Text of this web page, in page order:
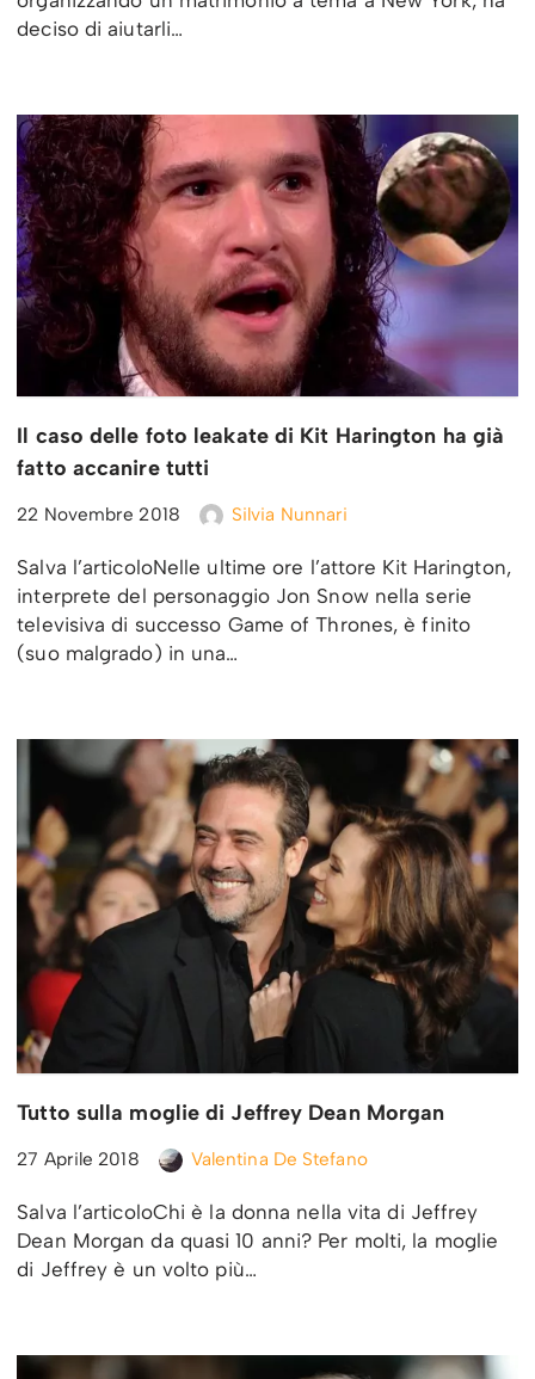
deciso di aiutarli…
Il caso delle foto leakate di Kit Harington ha già
fatto accanire tutti
22 Novembre 2018 Silvia Nunnari
Salva l’articoloNelle ultime ore l’attore Kit Harington,
interprete del personaggio Jon Snow nella serie
televisiva di successo Game of Thrones, è finito
(suo malgrado) in una…
Tutto sulla moglie di Jeffrey Dean Morgan
27 Aprile 2018 Valentina De Stefano
Salva l’articoloChi è la donna nella vita di Jeffrey
Dean Morgan da quasi 10 anni? Per molti, la moglie
di Jeffrey è un volto più…